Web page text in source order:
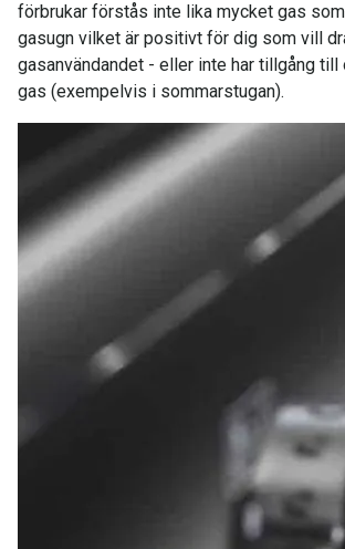
förbrukar förstås inte lika mycket gas
gasugn vilket är positivt för dig som vill
gasanvändandet - eller inte har tillgång till
gas (exempelvis i sommarstugan).